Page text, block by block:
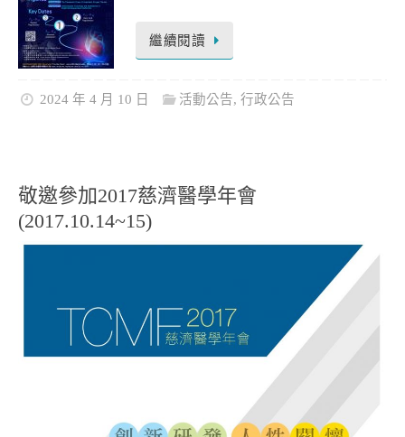
繼續閱讀
2024 年 4 月 10 日 活動公告, 行政公告
敬邀參加2017慈濟醫學年會
(2017.10.14~15)